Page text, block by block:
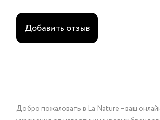
Добавить отзыв
Добро пожаловать в La Nature – ваш